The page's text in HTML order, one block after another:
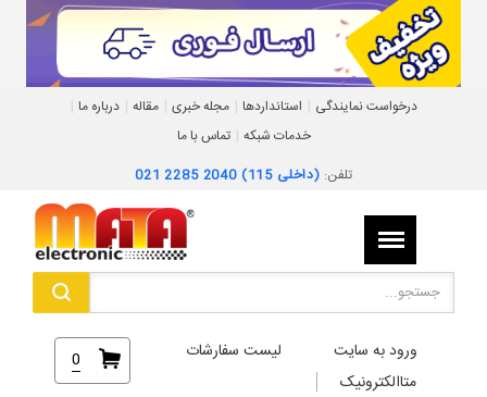
درخواست نمایندگی | استانداردها | مجله خبری | مقاله | درباره ما |
خدمات شبکه | تماس با ما
تلفن: 021 2285 2040 (داخلی 115)
ورود به سایت
متاالکترونیک
لیست سفارشات 0